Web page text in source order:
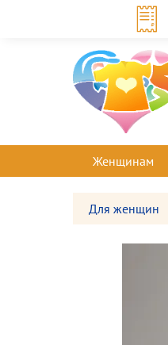
Женщинам
Для женщин
Большая